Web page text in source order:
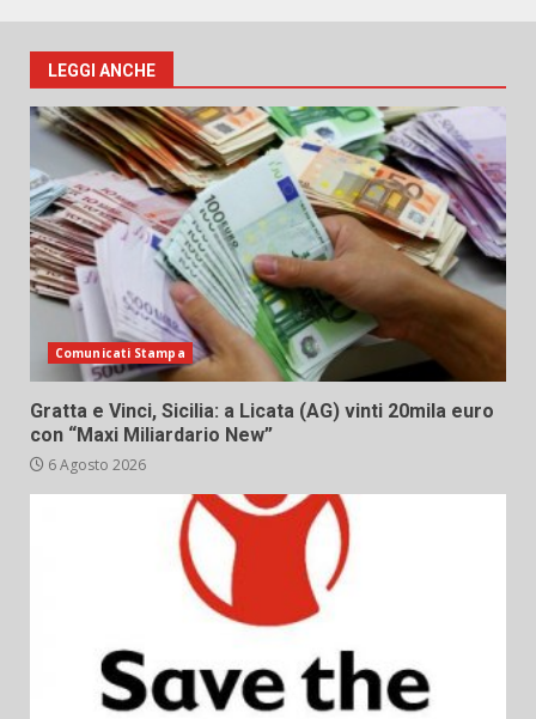
LEGGI ANCHE
Comunicati Stampa
Gratta e Vinci, Sicilia: a Licata (AG) vinti 20mila euro
con “Maxi Miliardario New”
6 Agosto 2026